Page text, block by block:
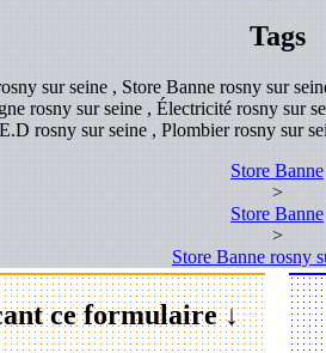
Tags
sur seine , Store Banne rosny sur
rosny sur seine , Électricité rosny sur
rosny sur seine , Plombier rosny sur
Store Banne
>
Store Banne
>
Store Banne rosny
ce formulaire ↓